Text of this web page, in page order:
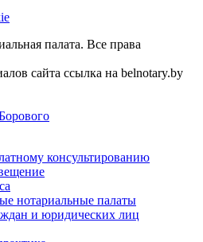
палата. Все права
сайта ссылка на belnotary.by
консультированию
нотариальные палаты
и юридических лиц